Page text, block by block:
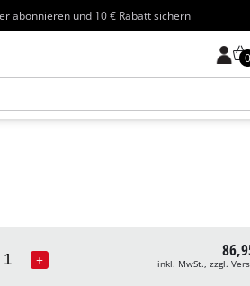
abonnieren und 10 € Rabatt sichern
0
+ inkl. MwSt., zzgl.